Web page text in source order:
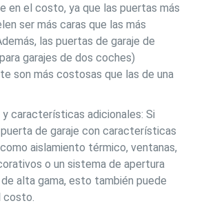
en el costo, ya que las puertas más
ser más caras que las más
las puertas de garaje de
garajes de dos coches)
son más costosas que las de una
características adicionales: Si
de garaje con características
aislamiento térmico, ventanas,
o un sistema de apertura
alta gama, esto también puede
costo.